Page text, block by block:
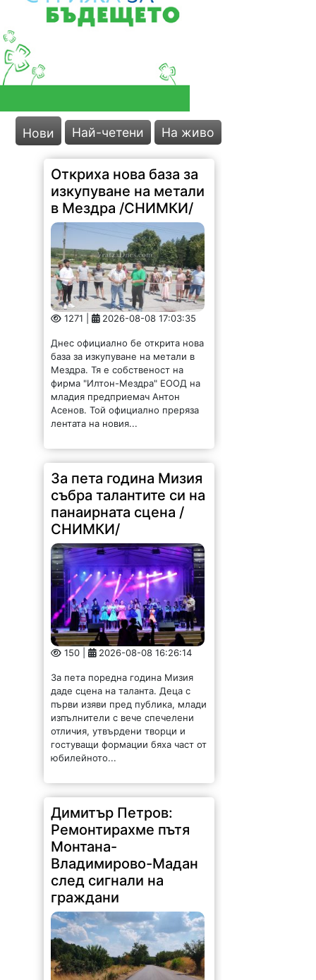
Нови Най-четени На живо
Откриха нова база за
изкупуване на метали
в Мездра /СНИМКИ/
1271 | 2026-08-08 17:03:35
Днес официално бе открита нова
база за изкупуване на метали в
Мездра. Тя е собственост на
фирма "Илтон-Мездра" ЕООД на
младия предприемач Антон
Асенов. Той официално преряза
лентата на новия...
За пета година Мизия
събра талантите си на
панаирната сцена /
СНИМКИ/
150 | 2026-08-08 16:26:14
За пета поредна година Мизия
даде сцена на таланта. Деца с
първи изяви пред публика, млади
изпълнители с вече спечелени
отличия, утвърдени творци и
гостуващи формации бяха част от
юбилейното...
Димитър Петров:
Ремонтирахме пътя
Монтана-
Владимирово-Мадан
след сигнали на
граждани